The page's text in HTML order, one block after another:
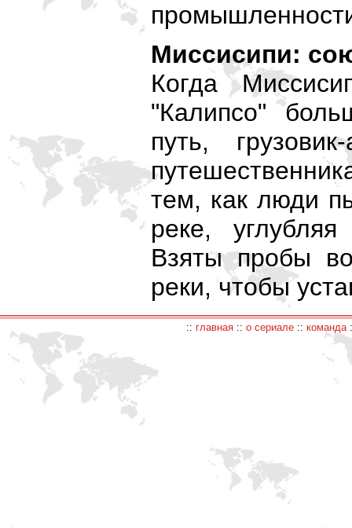
Миссисипи:
Когда
"Калипсо"
путь,
тем, как люди
реке,
Взяты пробы
реки, чтобы
:: главная :: о сериале :: команда